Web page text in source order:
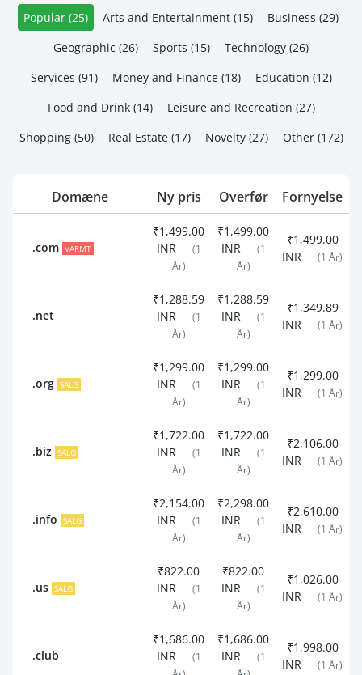
Popular (25) Arts and Entertainment (15)
Business (29)
Geographic (26)
Sports (15)
Technology (26)
Services (91)
Money and Finance (18)
Education (12)
Food and Drink (14)
Leisure and Recreation (27)
Shopping (50)
Real Estate (17) Novelty (27) Other (172)
Domæne Ny pris Overfør Fornyelse
.com VARMT
₹1,499.00
INR
(1
År)
₹1,499.00
INR
(1
År)
₹1,499.00
INR
(1 År)
.net
₹1,288.59
INR
(1
År)
₹1,288.59
INR
(1
År)
₹1,349.89
INR
(1 År)
.org SALG
₹1,299.00
INR
(1
År)
₹1,299.00
INR
(1
År)
₹1,299.00
INR
(1 År)
.biz SALG
₹1,722.00
INR
(1
År)
₹1,722.00
INR
(1
År)
₹2,106.00
INR
(1 År)
.info SALG
₹2,154.00
INR
(1
År)
₹2,298.00
INR
(1
År)
₹2,610.00
INR
(1 År)
.us SALG
₹822.00
INR
(1
År)
₹822.00
INR
(1
År)
₹1,026.00
INR
(1 År)
.club
₹1,686.00
INR
(1
₹1,686.00
INR
(1
₹1,998.00
INR
(1 År)